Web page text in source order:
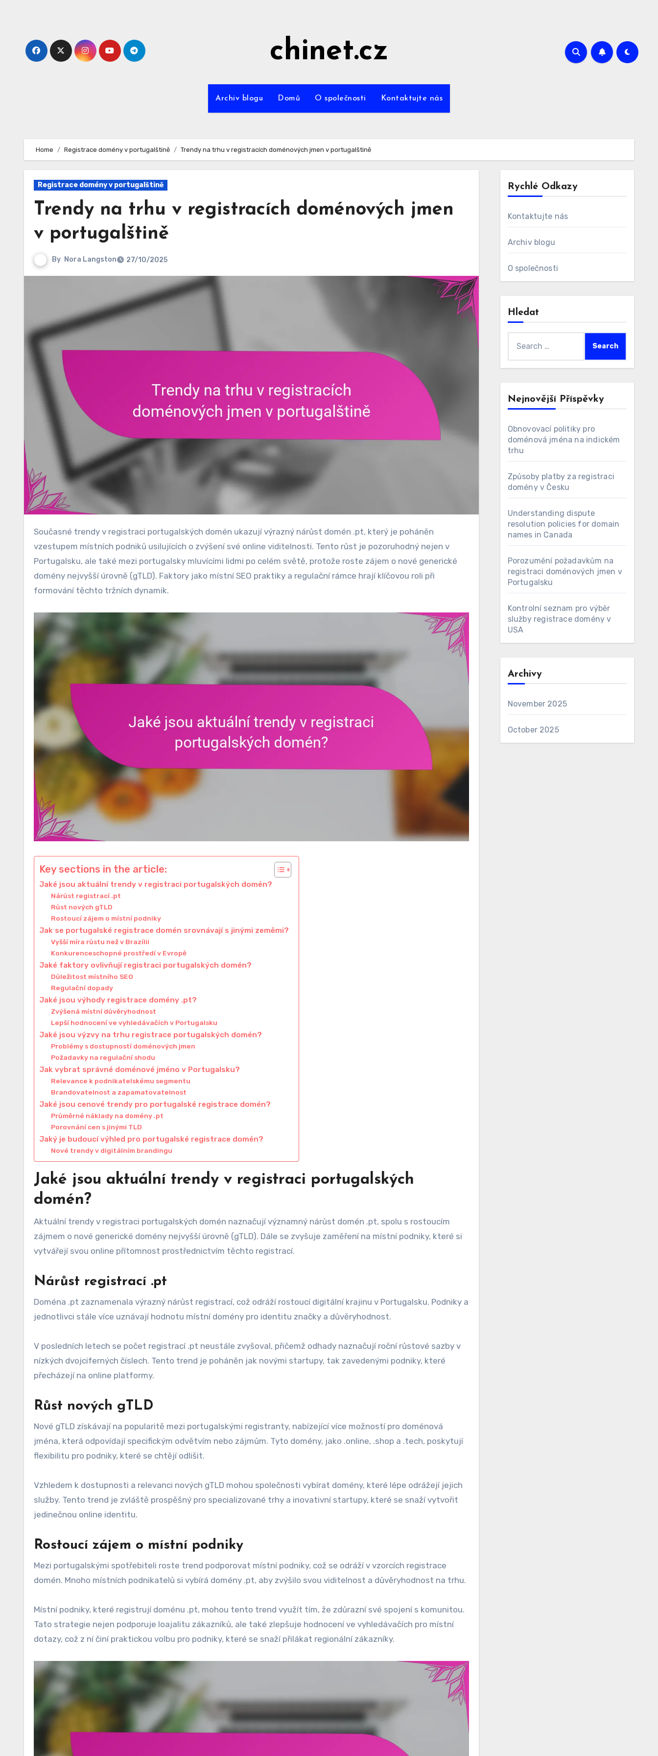
chinet.cz
Archiv blogu Domů O společnosti Kontaktujte nás
Home Registrace domény v portugalštině Trendy na trhu v registracích doménových jmen v portugalštině
Registrace domény v portugalštině
Trendy na trhu v registracích doménových jmen
v portugalštině
By Nora Langston 27/10/2025
Současné trendy v registraci portugalských domén ukazují výrazný nárůst domén .pt, který je poháněn
vzestupem místních podniků usilujících o zvýšení své online viditelnosti. Tento růst je pozoruhodný nejen v
Portugalsku, ale také mezi portugalsky mluvícími lidmi po celém světě, protože roste zájem o nové generické
domény nejvyšší úrovně (gTLD). Faktory jako místní SEO praktiky a regulační rámce hrají klíčovou roli při
formování těchto tržních dynamik.
Key sections in the article:
Jaké jsou aktuální trendy v registraci portugalských domén?
Nárůst registrací .pt
Růst nových gTLD
Rostoucí zájem o místní podniky
Jak se portugalské registrace domén srovnávají s jinými zeměmi?
Vyšší míra růstu než v Brazílii
Konkurenceschopné prostředí v Evropě
Jaké faktory ovlivňují registraci portugalských domén?
Důležitost místního SEO
Regulační dopady
Jaké jsou výhody registrace domény .pt?
Zvýšená místní důvěryhodnost
Lepší hodnocení ve vyhledávačích v Portugalsku
Jaké jsou výzvy na trhu registrace portugalských domén?
Problémy s dostupností doménových jmen
Požadavky na regulační shodu
Jak vybrat správné doménové jméno v Portugalsku?
Relevance k podnikatelskému segmentu
Brandovatelnost a zapamatovatelnost
Jaké jsou cenové trendy pro portugalské registrace domén?
Průměrné náklady na domény .pt
Porovnání cen s jinými TLD
Jaký je budoucí výhled pro portugalské registrace domén?
Nové trendy v digitálním brandingu
Jaké jsou aktuální trendy v registraci portugalských
domén?
Aktuální trendy v registraci portugalských domén naznačují významný nárůst domén .pt, spolu s rostoucím
zájmem o nové generické domény nejvyšší úrovně (gTLD). Dále se zvyšuje zaměření na místní podniky, které si
vytvářejí svou online přítomnost prostřednictvím těchto registrací.
Nárůst registrací .pt
Doména .pt zaznamenala výrazný nárůst registrací, což odráží rostoucí digitální krajinu v Portugalsku. Podniky a
jednotlivci stále více uznávají hodnotu místní domény pro identitu značky a důvěryhodnost.
V posledních letech se počet registrací .pt neustále zvyšoval, přičemž odhady naznačují roční růstové sazby v
nízkých dvojciferných číslech. Tento trend je poháněn jak novými startupy, tak zavedenými podniky, které
přecházejí na online platformy.
Růst nových gTLD
Nové gTLD získávají na popularitě mezi portugalskými registranty, nabízející více možností pro doménová
jména, která odpovídají specifickým odvětvím nebo zájmům. Tyto domény, jako .online, .shop a .tech, poskytují
flexibilitu pro podniky, které se chtějí odlišit.
Vzhledem k dostupnosti a relevanci nových gTLD mohou společnosti vybírat domény, které lépe odrážejí jejich
služby. Tento trend je zvláště prospěšný pro specializované trhy a inovativní startupy, které se snaží vytvořit
jedinečnou online identitu.
Rostoucí zájem o místní podniky
Mezi portugalskými spotřebiteli roste trend podporovat místní podniky, což se odráží v vzorcích registrace
domén. Mnoho místních podnikatelů si vybírá domény .pt, aby zvýšilo svou viditelnost a důvěryhodnost na trhu.
Místní podniky, které registrují doménu .pt, mohou tento trend využít tím, že zdůrazní své spojení s komunitou.
Tato strategie nejen podporuje loajalitu zákazníků, ale také zlepšuje hodnocení ve vyhledávačích pro místní
dotazy, což z ní činí praktickou volbu pro podniky, které se snaží přilákat regionální zákazníky.
Rychlé Odkazy
Kontaktujte nás
Archiv blogu
O společnosti
Hledat
for:
Nejnovější Příspěvky
Obnovovací politiky pro
doménová jména na indickém
trhu
Způsoby platby za registraci
domény v Česku
Understanding dispute
resolution policies for domain
names in Canada
Porozumění požadavkům na
registraci doménových jmen v
Portugalsku
Kontrolní seznam pro výběr
služby registrace domény v
USA
Archivy
November 2025
October 2025